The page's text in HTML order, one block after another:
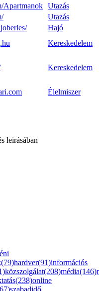
Apartmanok Utazás
Utazás
Hajó
Kereskedelem
Kereskedelem
Élelmiszer
leirásában
hardver(91)információs
közszolgálat(208)média(146)
online
szabadidő,